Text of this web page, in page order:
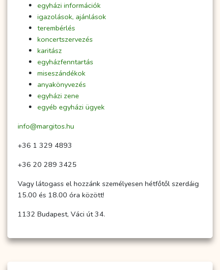
egyházi információk
igazolások, ajánlások
terembérlés
koncertszervezés
karitász
egyházfenntartás
miseszándékok
anyakönyvezés
egyházi zene
egyéb egyházi ügyek
info@margitos.hu
+36 1 329 4893
+36 20 289 3425
Vagy látogass el hozzánk személyesen hétfőtől szerdáig
15.00 és 18.00 óra között!
1132 Budapest, Váci út 34.